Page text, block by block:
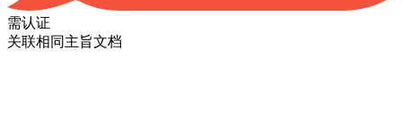
需认证
关联相同主旨文档